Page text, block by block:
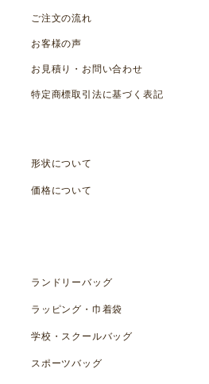
ご注文の流れ
お客様の声
お見積り・お問い合わせ
特定商標取引法に基づく表記
形状について
価格について
ランドリーバッグ
ラッピング・巾着袋
学校・スクールバッグ
スポーツバッグ